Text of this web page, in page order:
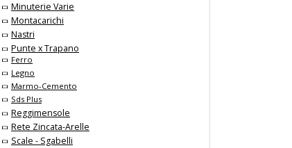
Minuterie Varie
Montacarichi
Nastri
Punte x Trapano
Ferro
Legno
Marmo-Cemento
Sds Plus
Reggimensole
Rete Zincata-Arelle
Scale - Sgabelli